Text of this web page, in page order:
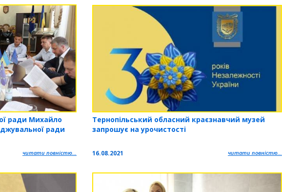
ради Михайло
ради
читати повністю...
Тернопільський обласний краєзнавчий музей
запрошує на урочистості
16.08.2021 читати повністю...